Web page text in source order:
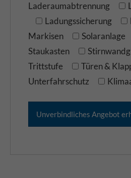
Laderaumabtrennung
Ladungssicherung
Markisen
Solaranlage
Staukasten
Trittstufe
Türen &
Unterfahrschutz